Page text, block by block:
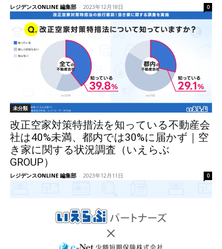
レジデンスONLINE 編集部 - 2023年12月18日 0
未分類
改正空家対策特措法を知っている不動産会
社は40%未満、都内では30%に届かず｜空
き家に関する状況調査（いえらぶ
GROUP）
レジデンスONLINE 編集部 - 2023年12月11日 0